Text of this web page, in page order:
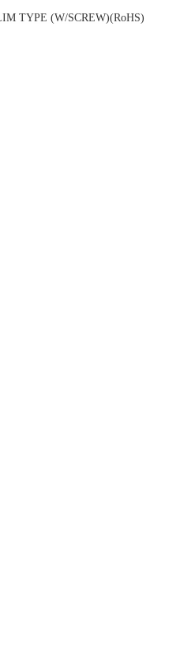
TYPE (W/SCREW)(RoHS)